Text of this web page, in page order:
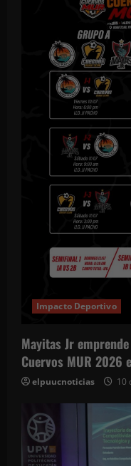
Impacto Deportivo
Mayitas Jr
Cuervos MUR 2026
elpuucnoticias 10